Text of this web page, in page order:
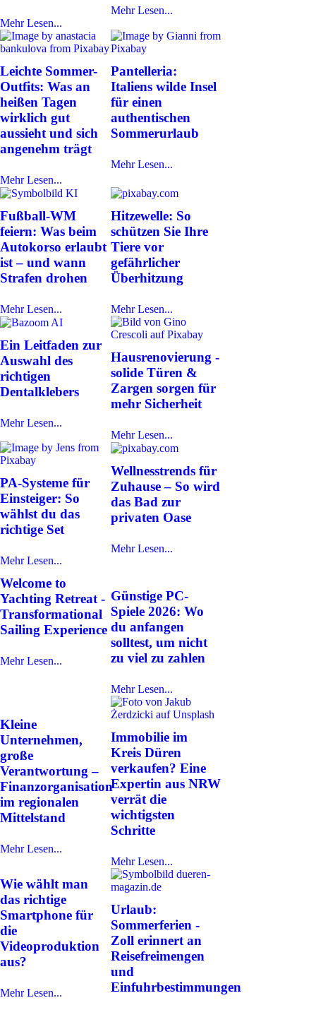
Mehr Lesen...
Mehr Lesen...
Leichte Sommer-
Outfits: Was an
heißen Tagen
wirklich gut
aussieht und sich
angenehm trägt
Mehr Lesen...
Pantelleria:
Italiens wilde Insel
für einen
authentischen
Sommerurlaub
Mehr Lesen...
Fußball-WM
feiern: Was beim
Autokorso erlaubt
ist – und wann
Strafen drohen
Mehr Lesen...
Hitzewelle: So
schützen Sie Ihre
Tiere vor
gefährlicher
Überhitzung
Mehr Lesen...
Ein Leitfaden zur
Auswahl des
richtigen
Dentalklebers
Mehr Lesen...
Hausrenovierung -
solide Türen &
Zargen sorgen für
mehr Sicherheit
Mehr Lesen...
PA-Systeme für
Einsteiger: So
wählst du das
richtige Set
Mehr Lesen...
Wellnesstrends für
Zuhause – So wird
das Bad zur
privaten Oase
Mehr Lesen...
Welcome to
Yachting Retreat -
Transformational
Sailing Experience
Mehr Lesen...
Günstige PC-
Spiele 2026: Wo
du anfangen
solltest, um nicht
zu viel zu zahlen
Mehr Lesen...
Kleine
Unternehmen,
große
Verantwortung –
Finanzorganisation
im regionalen
Mittelstand
Mehr Lesen...
Immobilie im
Kreis Düren
verkaufen? Eine
Expertin aus NRW
verrät die
wichtigsten
Schritte
Mehr Lesen...
Wie wählt man
das richtige
Smartphone für
die
Videoproduktion
aus?
Mehr Lesen...
Urlaub:
Sommerferien -
Zoll erinnert an
Reisefreimengen
und
Einfuhrbestimmungen